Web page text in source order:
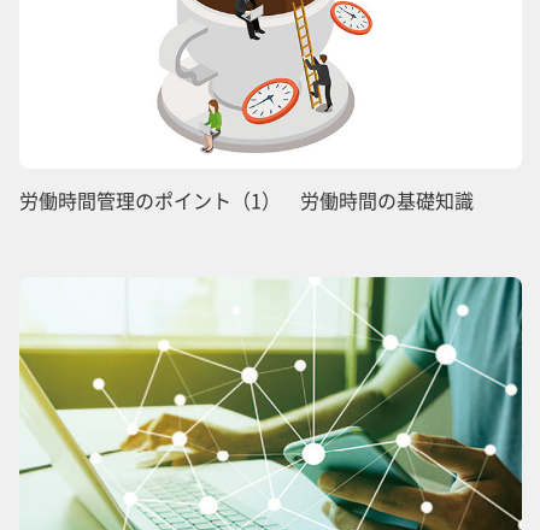
労働時間管理のポイント（1） 労働時間の基礎知識